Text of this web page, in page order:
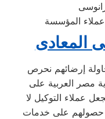
المؤسسة
المعادى
إرضائهم نحرص
مصر العربية على
عملاء التوكيل لا
حصولهم على خدمات